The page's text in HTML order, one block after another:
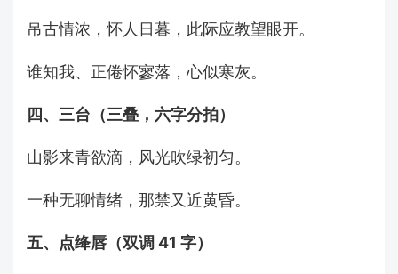
吊古情浓，怀人日暮，此际应教望眼开。
谁知我、正倦怀寥落，心似寒灰。
四、三台（三叠，六字分拍）
山影来青欲滴，风光吹绿初匀。
一种无聊情绪，那禁又近黄昏。
五、点绛唇（双调 41 字）